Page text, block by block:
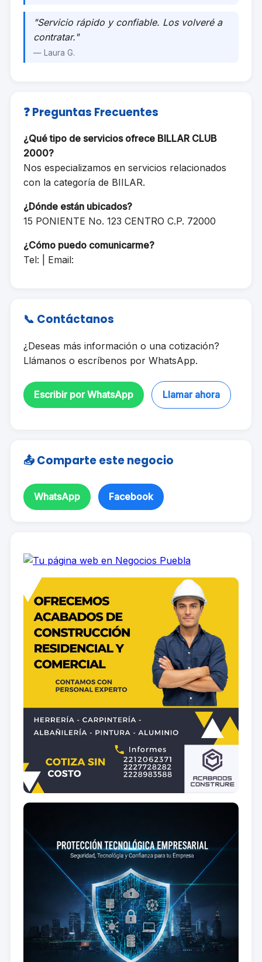
"Servicio rápido y confiable. Los volveré a
contratar."
— Laura G.
❓ Preguntas Frecuentes
¿Qué tipo de servicios ofrece BILLAR CLUB
2000?
Nos especializamos en servicios relacionados
con la categoría de BIILAR.
¿Dónde están ubicados?
15 PONIENTE No. 123 CENTRO C.P. 72000
¿Cómo puedo comunicarme?
Tel: | Email:
📞 Contáctanos
¿Deseas más información o una cotización?
Llámanos o escríbenos por WhatsApp.
Escribir por WhatsApp Llamar ahora
📤 Comparte este negocio
WhatsApp Facebook